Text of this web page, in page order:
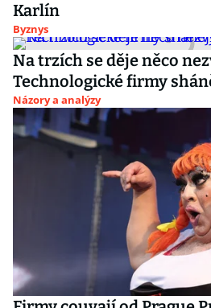
Karlín
Byznys
Na trzích se děje něco
Technologické firmy
Názory a analýzy